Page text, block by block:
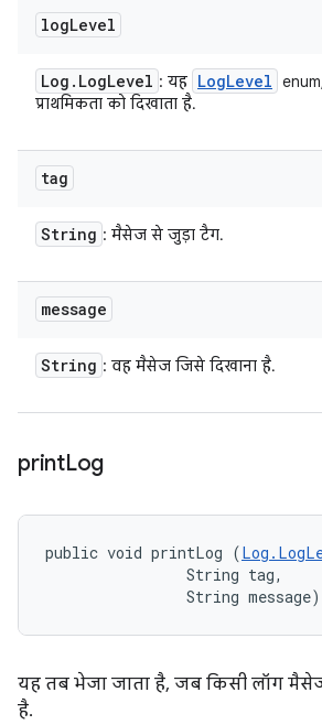
logLevel
Log . LogLevel : यह LogLevel
प्राथमिकता को दिखाता है.
tag
String : मैसेज से जुड़ा टैग.
message
String : वह मैसेज जिसे दिखाना है.
printLog
public void printLog (
                String tag,
                String message)
यह तब भेजा जाता है, जब किसी लॉग मैसेज
है.